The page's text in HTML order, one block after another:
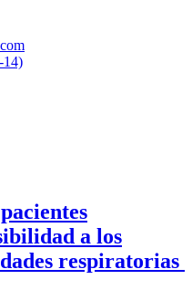
14)
a los
respiratorias